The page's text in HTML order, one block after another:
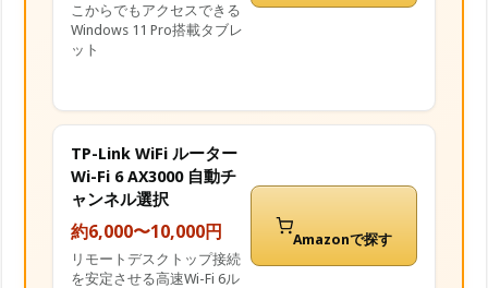
こからでもアクセスできる
Windows 11 Pro搭載タブレ
ット
TP-Link WiFi ルーター
Wi-Fi 6 AX3000 自動チ
ャンネル選択
約6,000〜10,000円
リモートデスクトップ接続
を安定させる高速Wi-Fi 6ル
Amazonで探す